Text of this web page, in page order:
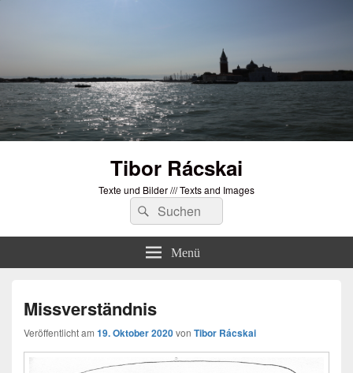
Tibor Rácskai
Texte und Bilder /// Texts and Images
Suchen
nach:
Suchen
Menü
Missverständnis
Veröffentlicht am 19. Oktober 2020von Tibor Rácskai